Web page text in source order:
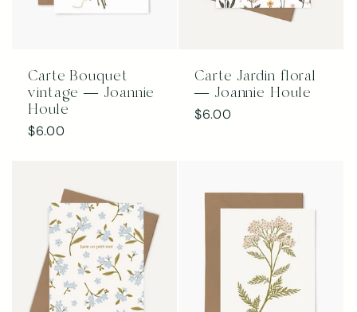
Carte Bouquet
vintage — Joannie
Houle
Prix
$6.00
Carte Jardin floral
— Joannie Houle
Prix
$6.00